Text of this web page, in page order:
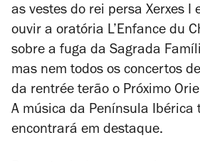
as vestes do rei persa Xerxes I
ouvir a oratória L’Enfance du
sobre a fuga da Sagrada
mas nem todos os concertos
da rentrée terão o Próximo
A música da Península Ibérica
encontrará em destaque.